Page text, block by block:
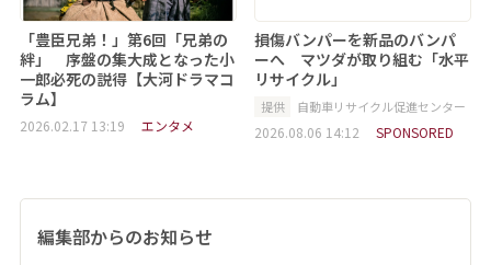
「豊臣兄弟！」第6回「兄弟の
絆」 序盤の集大成となった小
一郎必死の説得【大河ドラマコ
ラム】
2026.02.17 13:19 エンタメ
損傷バンパーを新品のバンパ
ーへ マツダが取り組む「水平
リサイクル」
提供 自動車リサイクル促進センター
2026.08.06 14:12 SPONSORED
編集部からのお知らせ